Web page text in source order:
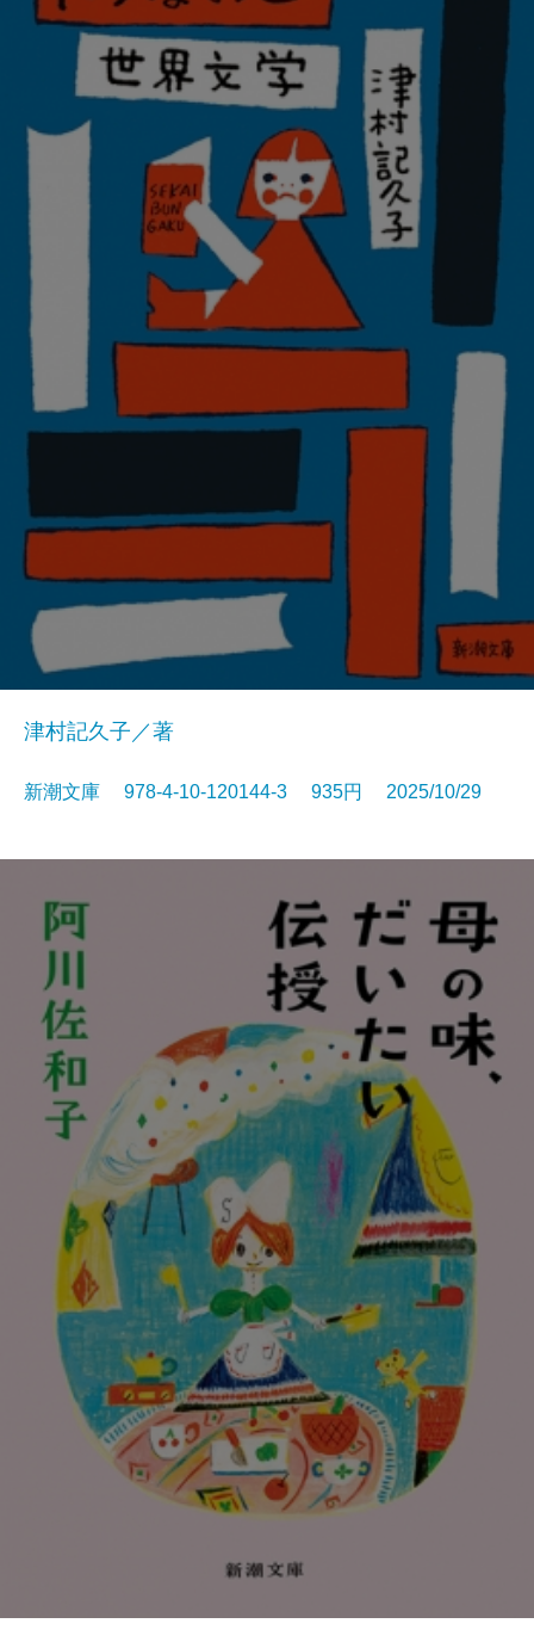
津村記久子／著
新潮文庫 978-4-10-120144-3 935円 2025/10/29